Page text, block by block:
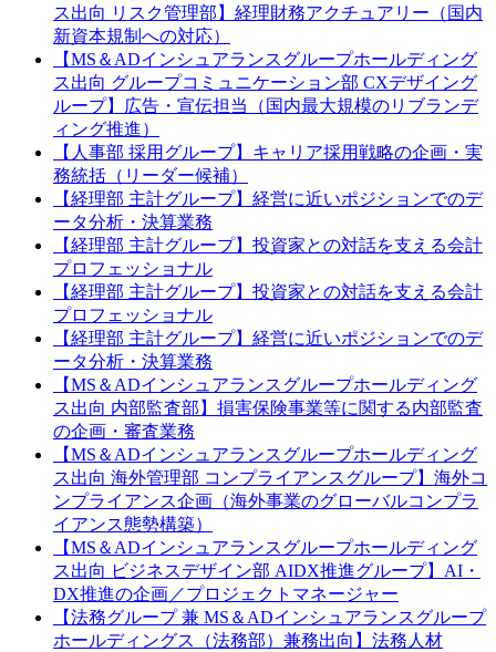
ス出向 リスク管理部】経理財務アクチュアリー（国内
新資本規制への対応）
【MS＆ADインシュアランスグループホールディング
ス出向 グループコミュニケーション部 CXデザイング
ループ】広告・宣伝担当（国内最大規模のリブランデ
ィング推進）
【人事部 採用グループ】キャリア採用戦略の企画・実
務統括（リーダー候補）
【経理部 主計グループ】経営に近いポジションでのデ
ータ分析・決算業務
【経理部 主計グループ】投資家との対話を支える会計
プロフェッショナル
【経理部 主計グループ】投資家との対話を支える会計
プロフェッショナル
【経理部 主計グループ】経営に近いポジションでのデ
ータ分析・決算業務
【MS＆ADインシュアランスグループホールディング
ス出向 内部監査部】損害保険事業等に関する内部監査
の企画・審査業務
【MS＆ADインシュアランスグループホールディング
ス出向 海外管理部 コンプライアンスグループ】海外コ
ンプライアンス企画（海外事業のグローバルコンプラ
イアンス態勢構築）
【MS＆ADインシュアランスグループホールディング
ス出向 ビジネスデザイン部 AIDX推進グループ】AI・
DX推進の企画／プロジェクトマネージャー
【法務グループ 兼 MS＆ADインシュアランスグループ
ホールディングス（法務部）兼務出向】法務人材